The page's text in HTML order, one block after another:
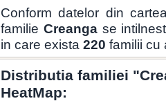
Conform datelor din
familie Creangase
in care exista 220 familii cu
Distributia familiei
HeatMap: